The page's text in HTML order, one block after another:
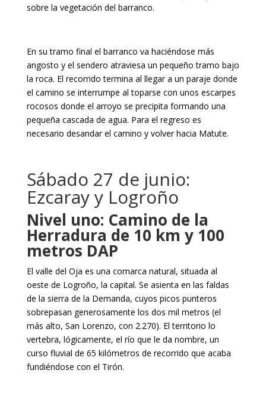
sobre la vegetación del barranco.
En su tramo final el barranco va haciéndose más
angosto y el sendero atraviesa un pequeño tramo bajo
la roca. El recorrido termina al llegar a un paraje donde
el camino se interrumpe al toparse con unos escarpes
rocosos donde el arroyo se precipita formando una
pequeña cascada de agua. Para el regreso es
necesario desandar el camino y volver hacia Matute.
Sábado 27 de junio:
Ezcaray y Logroño
Nivel uno: Camino de la
Herradura de 10 km y 100
metros DAP
El valle del Oja es una comarca natural, situada al
oeste de Logroño, la capital. Se asienta en las faldas
de la sierra de la Demanda, cuyos picos punteros
sobrepasan generosamente los dos mil metros (el
más alto, San Lorenzo, con 2.270). El territorio lo
vertebra, lógicamente, el río que le da nombre, un
curso fluvial de 65 kilómetros de recorrido que acaba
fundiéndose con el Tirón.